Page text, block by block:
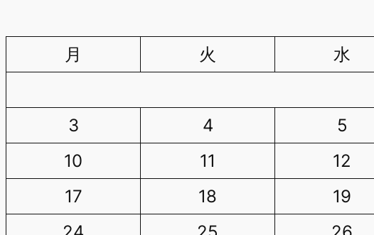
月
火 水
3
4 5
10
11 12
17
18 19